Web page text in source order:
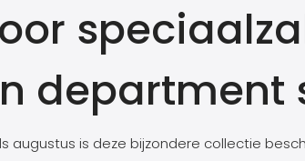
department
augustus is deze bijzondere collectie